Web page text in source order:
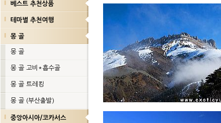
베스트 추천상품
테마별 추천여행
몽 골
몽 골
몽 골 고비*흡수골
몽 골 트레킹
몽 골 (부산출발)
중앙아시아/코카서스